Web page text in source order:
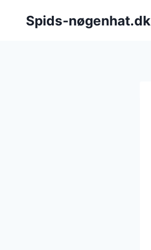
Spids-nøgenhat.dk